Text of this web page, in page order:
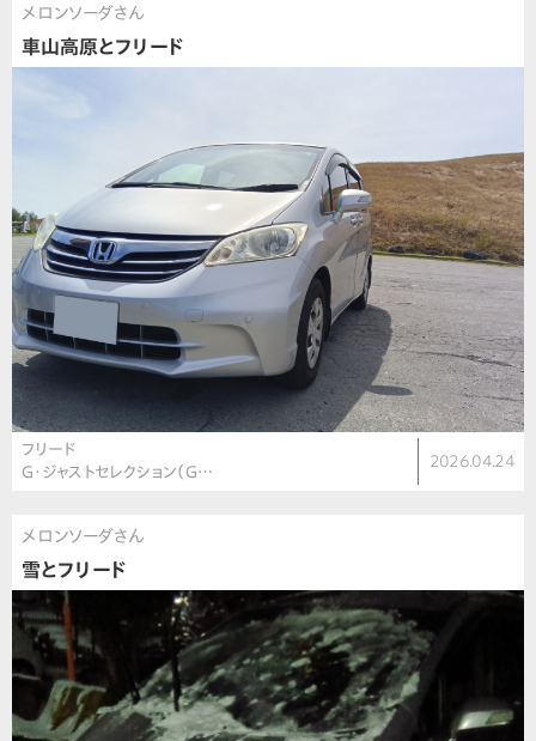
メロンソーダさん
車山高原とフリード
フリード
G・ジャストセレクション（G…
2026.04.24
メロンソーダさん
雪とフリード